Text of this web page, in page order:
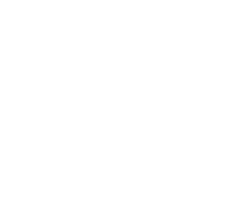
片背後隱藏的驚人事實